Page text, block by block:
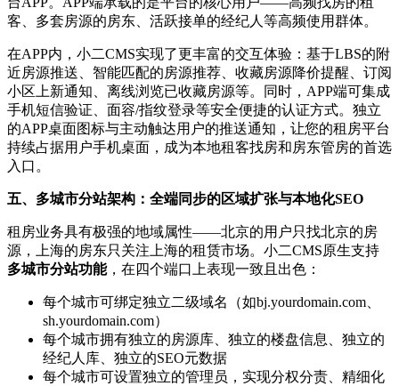
客、多套房源的房东、活跃接单的经纪人等高频使用群体。
在APP内，小二CMS实现了更丰富的交互体验：基于LBS的附
近房源推送、智能匹配的房源推荐、收藏房源降价提醒、订阅
小区上新通知、离线浏览已收藏房源等。同时，APP端可集成
手机短信验证、面容/指纹登录等安全便捷的认证方式。独立
的APP桌面图标与主动触达用户的推送通知，让您的租房平台
持续占据用户手机桌面，成为本地租客找房和房东管房的首选
入口。
五、多城市分站架构：全端同步的区域扩张与本地化SEO
租房业务具有极强的地域属性——北京的用户只找北京的房
源，上海的房东只关注上海的租赁市场。小二CMS原生支持
多城市分站功能，在四个端口上表现一致且出色：
每个城市可绑定独立二级域名（如bj.yourdomain.com、
sh.yourdomain.com）
每个城市拥有独立的房源库、独立的楼盘信息、独立的
经纪人库、独立的SEO元数据
每个城市可设置独立的管理员，实现分权分责、精细化